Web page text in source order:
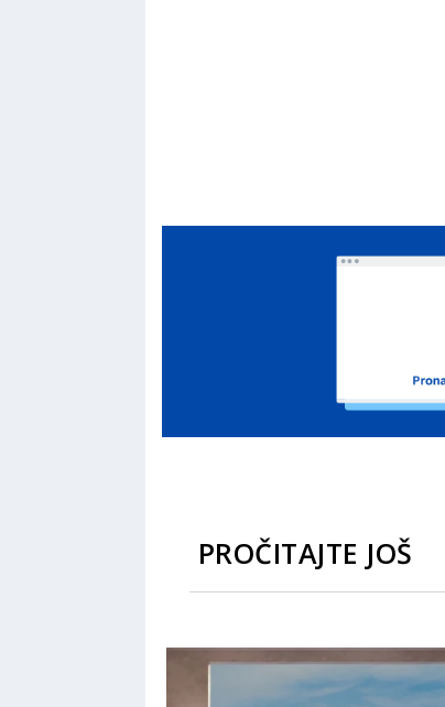
PROČITAJTE JOŠ